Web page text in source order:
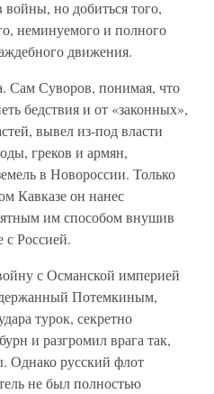
но добиться того,
неминуемого и полного
движения.
Сам Суворов, понимая, что
бедствия и от «законных»,
вывел из-под власти
греков и армян,
в Новороссии. Только
Кавказе он нанес
им способом внушив
с Россией.
с Османской империей
Потемкиным,
турок, секретно
и разгромил врага так,
Однако русский флот
не был полностью